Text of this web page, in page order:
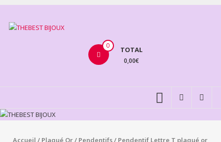
Aller
contenu
BIJOUX
0 TOTAL
0,00€
Accueil / Plaqué Or/ Pendentifs/ Pendentif Lettre T plaqué or